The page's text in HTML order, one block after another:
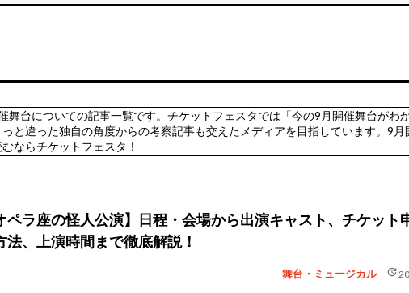
舞台についての記事一覧です。チケットフェスタでは「今の9月開催舞台がわ
と違った独自の角度からの考察記事も交えたメディアを目指しています。9月
ならチケットフェスタ！
ペラ座の怪人公演】日程・会場から出演キャスト、チケット
法、上演時間まで徹底解説！
舞台・ミュージカル update